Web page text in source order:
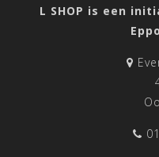
L SHOP is een